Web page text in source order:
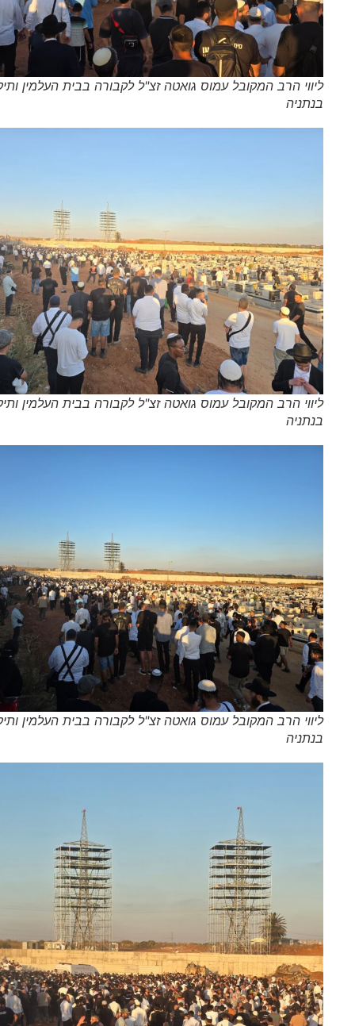
ליווי הרב המקובל עמוס גואטה זצ"ל לקבורה בבית העלמין ותיקים
בנתניה
ליווי הרב המקובל עמוס גואטה זצ"ל לקבורה בבית העלמין ותיקים
בנתניה
ליווי הרב המקובל עמוס גואטה זצ"ל לקבורה בבית העלמין ותיקים
בנתניה